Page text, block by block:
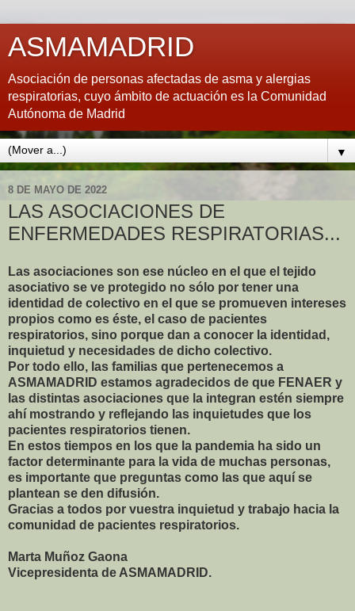
ASMAMADRID
Asociación de personas afectadas de asma y alergias
respiratorias, cuyo ámbito de actuación es la Comunidad
Autónoma de Madrid
▼
8 DE MAYO DE 2022
LAS ASOCIACIONES DE
ENFERMEDADES RESPIRATORIAS...
Las asociaciones son ese núcleo en el que el tejido
asociativo se ve protegido no sólo por tener una
identidad de colectivo en el que se promueven intereses
propios como es éste, el caso de pacientes
respiratorios, sino porque dan a conocer la identidad,
inquietud y necesidades de dicho colectivo.
Por todo ello, las familias que pertenecemos a
ASMAMADRID estamos agradecidos de que FENAER y
las distintas asociaciones que la integran estén siempre
ahí mostrando y reflejando las inquietudes que los
pacientes respiratorios tienen.
En estos tiempos en los que la pandemia ha sido un
factor determinante para la vida de muchas personas,
es importante que preguntas como las que aquí se
plantean se den difusión.
Gracias a todos por vuestra inquietud y trabajo hacia la
comunidad de pacientes respiratorios.
Marta Muñoz Gaona
Vicepresidenta de ASMAMADRID.